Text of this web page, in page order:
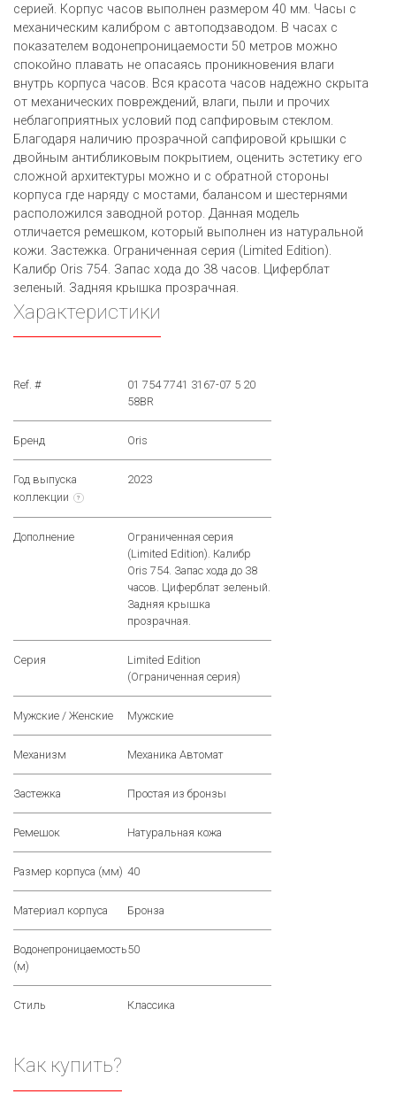
серией. Корпус часов выполнен размером 40 мм. Часы с
механическим калибром с автоподзаводом. В часах с
показателем водонепроницаемости 50 метров можно
спокойно плавать не опасаясь проникновения влаги
внутрь корпуса часов. Вся красота часов надежно скрыта
от механических повреждений, влаги, пыли и прочих
неблагоприятных условий под сапфировым стеклом.
Благодаря наличию прозрачной сапфировой крышки с
двойным антибликовым покрытием, оценить эстетику его
сложной архитектуры можно и с обратной стороны
корпуса где наряду с мостами, балансом и шестернями
расположился заводной ротор. Данная модель
отличается ремешком, который выполнен из натуральной
кожи. Застежка. Ограниченная серия (Limited Edition).
Калибр Oris 754. Запас хода до 38 часов. Циферблат
зеленый. Задняя крышка прозрачная.
Характеристики
Ref. #
01 754 7741 3167-07 5 20
58BR
Бренд Oris
Год выпуска
коллекции
?
2023
Дополнение
Ограниченная серия
(Limited Edition). Калибр
Oris 754. Запас хода до 38
часов. Циферблат зеленый.
Задняя крышка
прозрачная.
Серия
Limited Edition
(Ограниченная серия)
Мужские / Женские Мужские
Механизм Механика Автомат
Застежка Простая из бронзы
Ремешок Натуральная кожа
Размер корпуса (мм) 40
Материал корпуса Бронза
Водонепроницаемость
(м)
50
Стиль Классика
Как купить?